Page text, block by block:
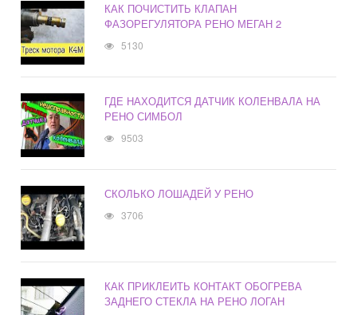
КАК ПОЧИСТИТЬ КЛАПАН
ФАЗОРЕГУЛЯТОРА РЕНО МЕГАН 2
5130
ГДЕ НАХОДИТСЯ ДАТЧИК КОЛЕНВАЛА НА
РЕНО СИМБОЛ
9503
СКОЛЬКО ЛОШАДЕЙ У РЕНО
3706
КАК ПРИКЛЕИТЬ КОНТАКТ ОБОГРЕВА
ЗАДНЕГО СТЕКЛА НА РЕНО ЛОГАН